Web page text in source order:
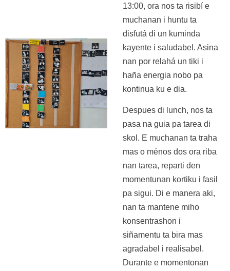
13:00, ora nos ta risibí e
muchanan i huntu ta
disfutá di un kuminda
kayente i saludabel. Asina
nan por relahá un tiki i
haña energia nobo pa
kontinua ku e dia.
Despues di lunch, nos ta
pasa na guia pa tarea di
skol. E muchanan ta traha
mas o ménos dos ora riba
nan tarea, reparti den
momentunan kortiku i fasil
pa sigui. Di e manera aki,
nan ta mantene miho
konsentrashon i
siñamentu ta bira mas
agradabel i realisabel.
Durante e momentonan